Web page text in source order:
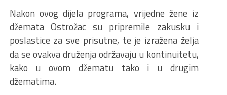
Nakon ovog dijela programa, vrijedne žene iz
džemata Ostrožac su pripremile zakusku i
poslastice za sve prisutne, te je izražena želja
da se ovakva druženja održavaju u kontinuitetu,
kako u ovom džematu tako i u drugim
džematima.